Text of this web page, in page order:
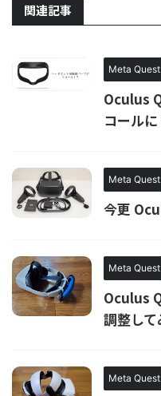
関連記事
Meta Quest
Oculus
コールに
Meta Quest
今更
Meta Quest
Oculus
調整して
Meta Quest